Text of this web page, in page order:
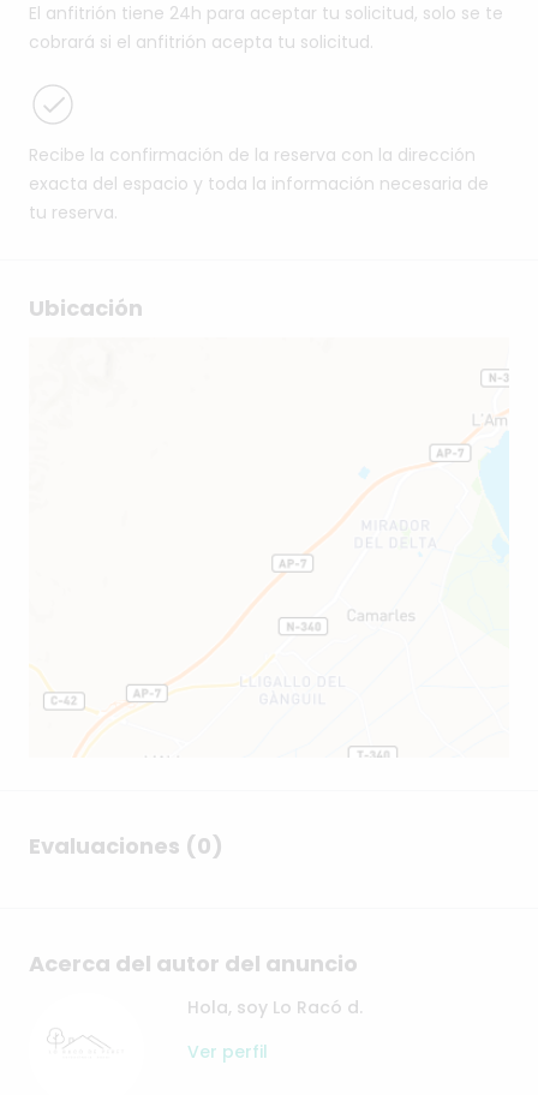
El anfitrión tiene 24h para aceptar tu solicitud, solo se te
cobrará si el anfitrión acepta tu solicitud.
Recibe la confirmación de la reserva con la dirección
exacta del espacio y toda la información necesaria de
tu reserva.
Ubicación
Evaluaciones (0)
Acerca del autor del anuncio
Hola, soy Lo Racó d.
Ver perfil